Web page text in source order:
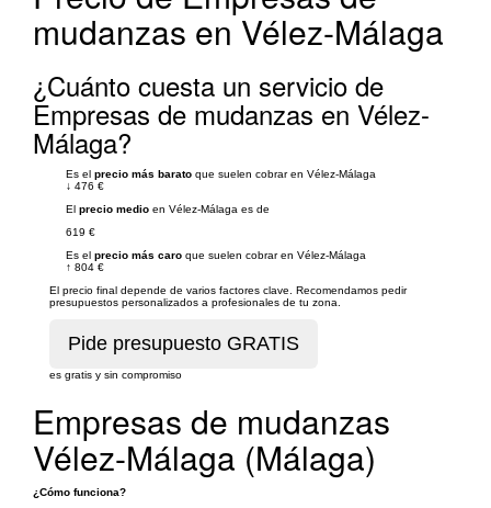
mudanzas en Vélez-Málaga
¿Cuánto cuesta un servicio de
Empresas de mudanzas en Vélez-
Málaga?
Es el precio más barato que suelen cobrar en Vélez-Málaga
↓ 476 €
El precio medio en Vélez-Málaga es de
619 €
Es el precio más caro que suelen cobrar en Vélez-Málaga
↑ 804 €
El precio final depende de varios factores clave. Recomendamos pedir
presupuestos personalizados a profesionales de tu zona.
es gratis y sin compromiso
Empresas de mudanzas
Vélez-Málaga (Málaga)
¿Cómo funciona?